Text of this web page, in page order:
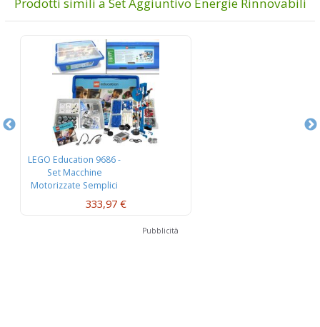
LEGO Education 9686 -
Set Macchine
Motorizzate Semplici
333,97 €
Pubblicità